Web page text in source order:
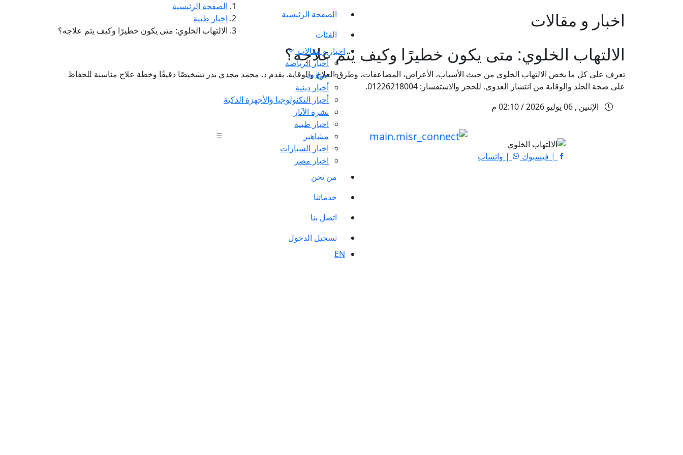
الصفحة الرئيسية
الفئات
اخبار و مقالات
أخبار الرياضة
حوادث
أخبار دينية
أخبار التكنولوجيا والأجهزة الذكية
نشرة الآثار
اخبار طبية
مشاهير
اخبار السيارات
اخبار مصر
من نحن
خدماتنا
اتصل بنا
تسجيل الدخول
EN
اخبار و مقالات
الصفحة الرئيسية
اخبار طبية
الالتهاب الخلوي: متى يكون خطيرًا وكيف يتم علاجه؟
الالتهاب الخلوي: متى يكون خطيرًا وكيف يتم علاجه؟
تعرف على كل ما يخص الالتهاب الخلوي من حيث الأسباب، الأعراض، المضاعفات، وطرق العلاج والوقاية. يقدم د. محمد مجدي بدر تشخيصًا دقيقًا وخطة علاج مناسبة للحفاظ
على صحة الجلد والوقاية من انتشار العدوى. للحجز والاستفسار: 01226218004.
الإثنين , 06 يوليو 2026 / 02:10 م
| فيسبوك | واتساب